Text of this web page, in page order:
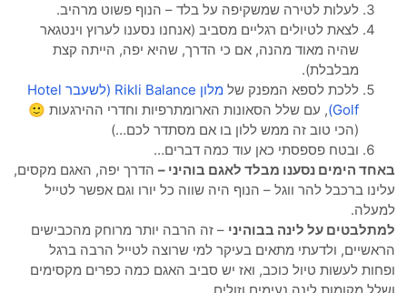
לעלות לטירה שמשקיפה על בלד – הנוף פשוט מרהיב.
לצאת לטיולים רגליים מסביב (אנחנו נסענו לערוץ וינטגאר
שהיה מאוד מהנה, אם כי הדרך, שהיא יפה, הייתה קצת
מבלבלת).
ללכת לספא המפנק של
מלון Rikli Balance (לשעבר Hotel
Golf) , עם שלל הסאונות הארומתרפיות וחדרי ההירגעות 🙂
(הכי טוב זה ממש ללון בו אם מסתדר לכם…)
ובטח פספסתי כאן עוד כמה דברים…
הימים נסענו מבלד לאגם בוהיני –הדרך יפה, האגם מקסים,
ברכבל להר ווגל – הנוף היה שווה כל יורו וגם אפשר לטייל
על לינה בבוהיני– זה הרבה יותר מרוחק מהכבישים
ולדעתי מתאים בעיקר למי שרוצה לטייל הרבה ברגל
לעשות טיול כוכב, ואז יש סביב האגם כמה כפרים מקסימים